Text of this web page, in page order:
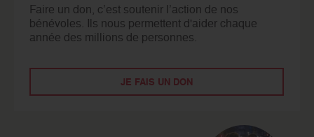
Faire un don, c’est soutenir l’action de nos
bénévoles. Ils nous permettent d'aider chaque
année des millions de personnes.
JE FAIS UN DON